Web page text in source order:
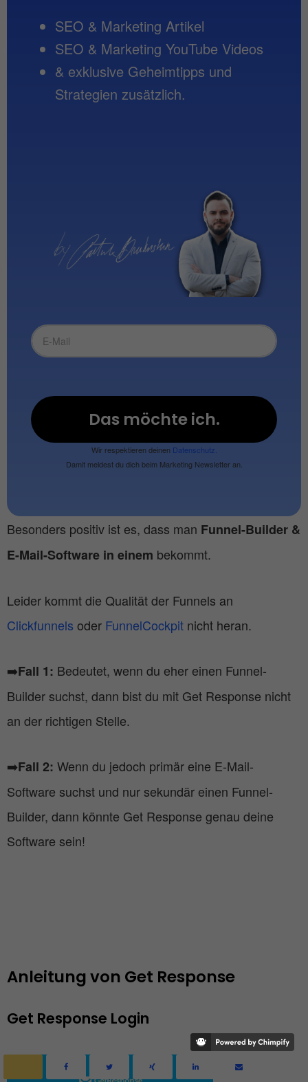
SEO & Marketing Artikel
SEO & Marketing YouTube Videos
& exklusive Geheimtipps und
Strategien zusätzlich.
Das möchte ich.
Wir respektieren deinen Datenschutz.
Damit meldest du dich beim Marketing Newsletter an.
Besonders positiv ist es, dass man Funnel-Builder &
E-Mail-Software in einem bekommt.
Leider kommt die Qualität der Funnels an
Clickfunnels oder FunnelCockpit nicht heran.
➡️Fall 1: Bedeutet, wenn du eher einen Funnel-
Builder suchst, dann bist du mit Get Response nicht
an der richtigen Stelle.
➡️Fall 2: Wenn du jedoch primär eine E-Mail-
Software suchst und nur sekundär einen Funnel-
Builder, dann könnte Get Response genau deine
Software sein!
Anleitung von Get Response
Get Response Login